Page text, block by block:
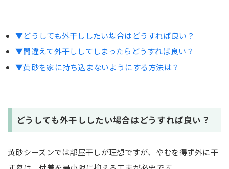
▼どうしても外干ししたい場合はどうすれば良い？
▼間違えて外干ししてしまったらどうすれば良い？
▼黄砂を家に持ち込まないようにする方法は？
どうしても外干ししたい場合はどうすれば良い？
黄砂シーズンでは部屋干しが理想ですが、やむを得ず外に干